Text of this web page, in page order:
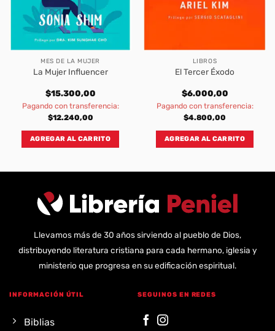
MES DE LA MUJER
La Mujer Influencer
$15.300,00
Pagando con transferencia:
$12.240,00
AGREGAR AL CARRITO
LIBROS
El Tercer Éxodo
$6.000,00
Pagando con transferencia:
$4.800,00
AGREGAR AL CARRITO
Llevamos más de 30 años sirviendo al pueblo de Dios,
distribuyendo literatura cristiana para cada hermano, iglesia y
ministerio que progresa en su edificación espiritual.
INFORMACIÓN ÚTIL
Biblias
SEGUINOS EN REDES